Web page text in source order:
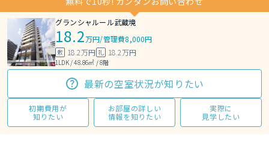
グランシャルール武蔵境
18.2万円/管理費8,000円
敷 18.2万円 礼 18.2万円
1LDK / 48.86㎡ / 8階
最新の空室状況が知りたい
初期費用が
知りたい
お部屋の詳しい
情報を知りたい
実際に
見学したい